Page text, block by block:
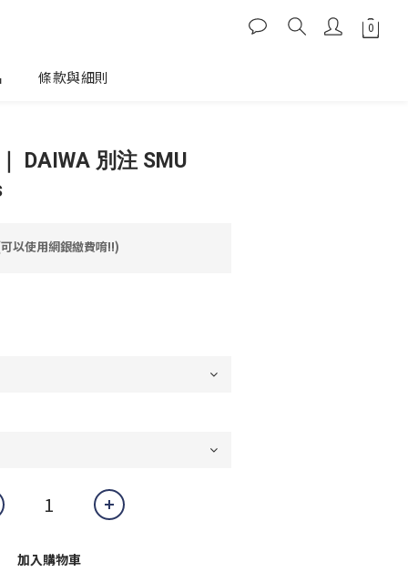
條款與細則
DAIWA 別注 SMU
以使用網銀繳費唷!!)
加入購物車